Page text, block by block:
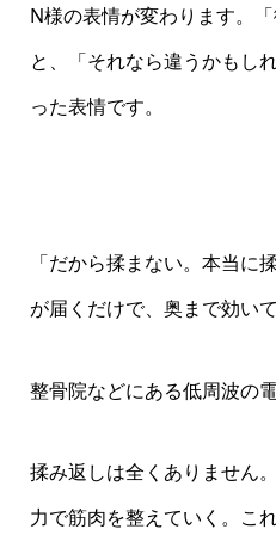
N様の表情が変わります。
と、「それなら違うかもし
った表情です。
「だから揉まない。本当に
が届くだけで、奥まで効い
整骨院などにある低周波の
揉み返しは全くありません
力で筋肉を整えていく。こ